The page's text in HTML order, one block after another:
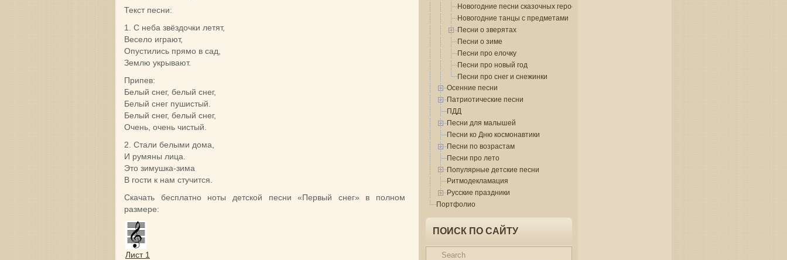
Текст песни:
1. С неба звёздочки летят,
Весело играют,
Опустились прямо в сад,
Землю укрывают.
Припев:
Белый снег, белый снег,
Белый снег пушистый.
Белый снег, белый снег,
Очень, очень чистый.
2. Стали белыми дома,
И румяны лица.
Это зимушка-зима
В гости к нам стучится.
Скачать бесплатно ноты детской песни «Первый снег» в полном
размере:
Лист 1
Новогодние песни сказочных героев
Новогодние танцы с предметами
Песни о зверятах
Песни о зиме
Песни про елочку
Песни про новый год
Песни про снег и снежинки
Осенние песни
Патриотические песни
ПДД
Песни для малышей
Песни ко Дню космонавтики
Песни по возрастам
Песни про лето
Популярные детские песни
Ритмодекламация
Русские праздники
Портфолио
ПОИСК ПО САЙТУ